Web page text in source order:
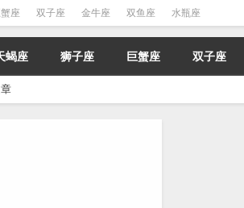
座 双子座 金牛座 双鱼座 水瓶座
蝎座 狮子座 巨蟹座 双子座